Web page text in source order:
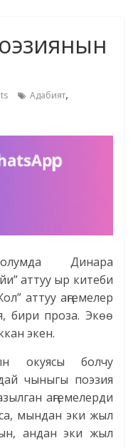
Адабият,
Динара
аттуу ыр китеби
аттуу аңгемелер
бири проза. Экөө
экен.
окуясы болчу
чыныгы поэзия
аңгемелерди
мындан эки жыл
андан эки жыл